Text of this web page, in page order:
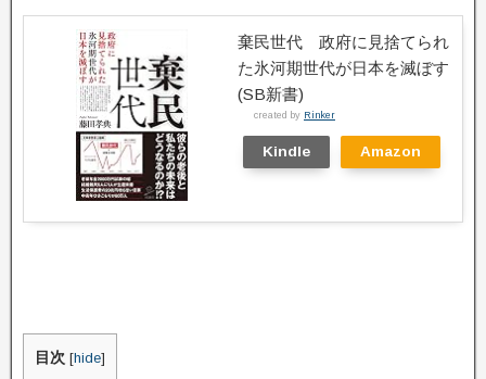
棄民世代 政府に見捨てられ
た氷河期世代が日本を滅ぼす
(SB新書)
created by Rinker
Kindle Amazon
目次 [hide]